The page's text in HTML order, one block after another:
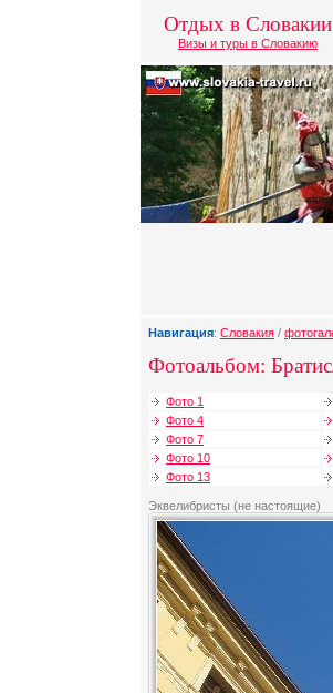
Отдых в Словакии
Визы и туры в Словакию
Навигация: Словакия /
Фотоальбом:
Фото 1
Фото 4
Фото 7
Фото 10
Фото 13
Эквелибристы (не настоящие)